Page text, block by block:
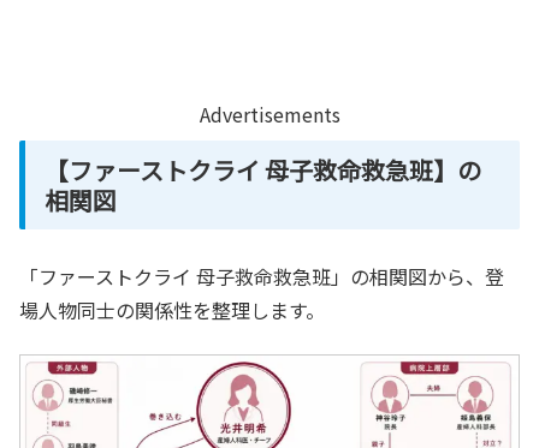
Advertisements
【ファーストクライ 母子救命救急班】の
相関図
「ファーストクライ 母子救命救急班」の相関図から、登
場人物同士の関係性を整理します。